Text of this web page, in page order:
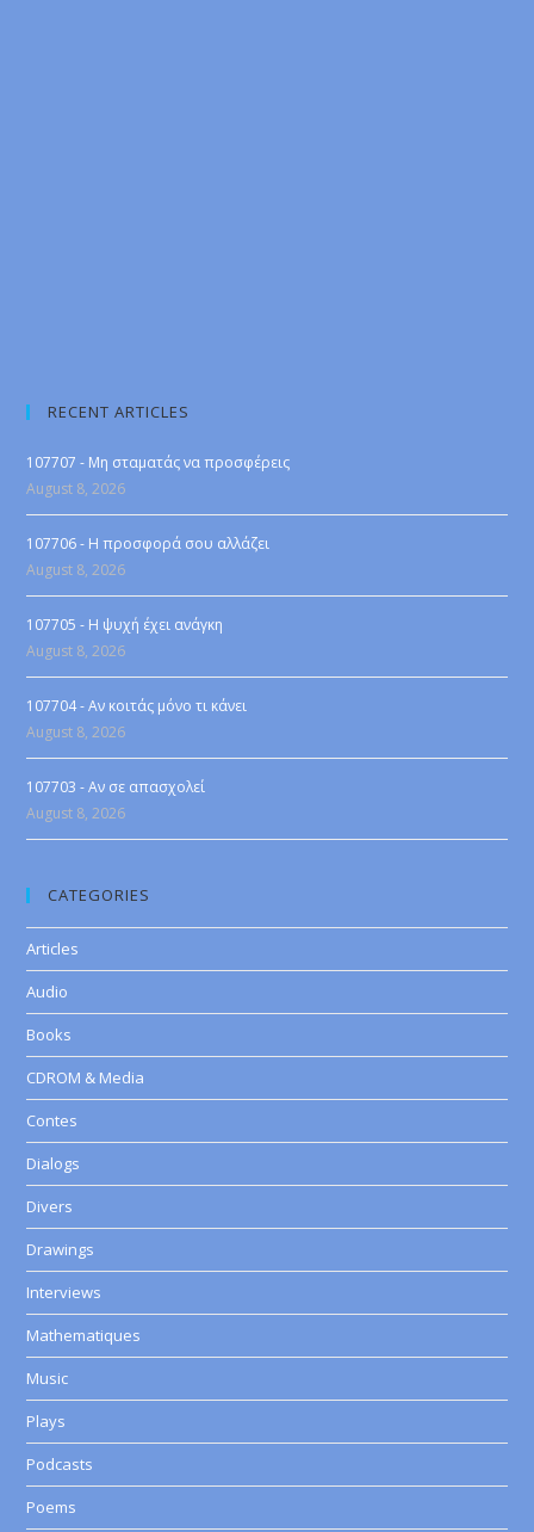
RECENT ARTICLES
107707 - Μη σταματάς να προσφέρεις
August 8, 2026
107706 - Η προσφορά σου αλλάζει
August 8, 2026
107705 - Η ψυχή έχει ανάγκη
August 8, 2026
107704 - Αν κοιτάς μόνο τι κάνει
August 8, 2026
107703 - Αν σε απασχολεί
August 8, 2026
CATEGORIES
Articles
Audio
Books
CDROM & Media
Contes
Dialogs
Divers
Drawings
Interviews
Mathematiques
Music
Plays
Podcasts
Poems